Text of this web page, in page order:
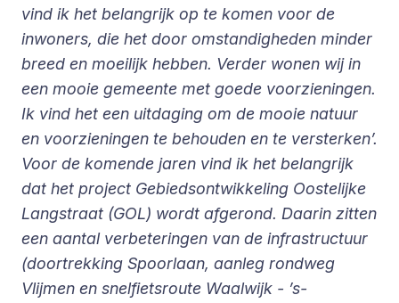
vind ik het belangrijk op te komen voor de
inwoners, die het door omstandigheden minder
breed en moeilijk hebben. Verder wonen wij in
een mooie gemeente met goede voorzieningen.
Ik vind het een uitdaging om de mooie natuur
en voorzieningen te behouden en te versterken’.
Voor de komende jaren vind ik het belangrijk
dat het project Gebiedsontwikkeling Oostelijke
Langstraat (GOL) wordt afgerond. Daarin zitten
een aantal verbeteringen van de infrastructuur
(doortrekking Spoorlaan, aanleg rondweg
Vlijmen en snelfietsroute Waalwijk - ’s-